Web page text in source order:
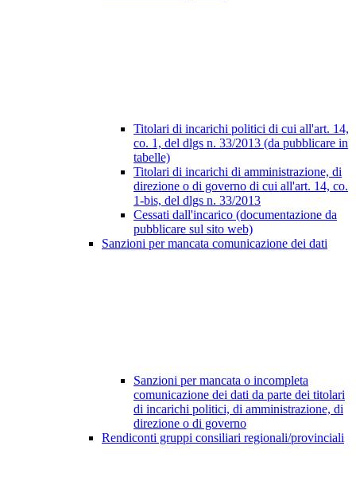
Titolari di incarichi politici di cui all'art. 14,
co. 1, del dlgs n. 33/2013 (da pubblicare in
tabelle)
Titolari di incarichi di amministrazione, di
direzione o di governo di cui all'art. 14, co.
1-bis, del dlgs n. 33/2013
Cessati dall'incarico (documentazione da
pubblicare sul sito web)
Sanzioni per mancata comunicazione dei dati
Sanzioni per mancata o incompleta
comunicazione dei dati da parte dei titolari
di incarichi politici, di amministrazione, di
direzione o di governo
Rendiconti gruppi consiliari regionali/provinciali